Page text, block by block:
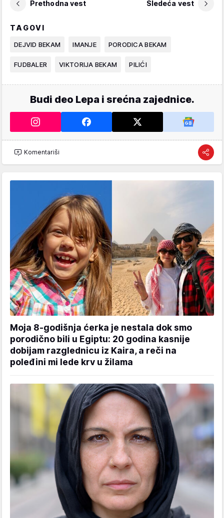
Prethodna vest Sledeća vest
TAGOVI
DEJVID BEKAM IMANJE PORODICA BEKAM
FUDBALER VIKTORIJA BEKAM PILIĆI
Budi deo Lepa i srećna zajednice.
Komentariši
Moja 8-godišnja ćerka je nestala dok smo
porodično bili u Egiptu: 20 godina kasnije
dobijam razglednicu iz Kaira, a reči na
poleđini mi lede krv u žilama